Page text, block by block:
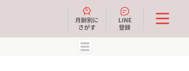
月齢別に
さがす
LINE
登録